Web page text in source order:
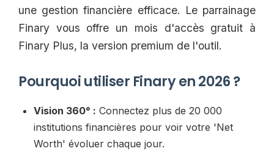
une gestion financière efficace. Le parrainage
Finary vous offre un mois d'accès gratuit à
Finary Plus, la version premium de l'outil.
Pourquoi utiliser Finary en 2026 ?
Vision 360° : Connectez plus de 20 000
institutions financières pour voir votre 'Net
Worth' évoluer chaque jour.